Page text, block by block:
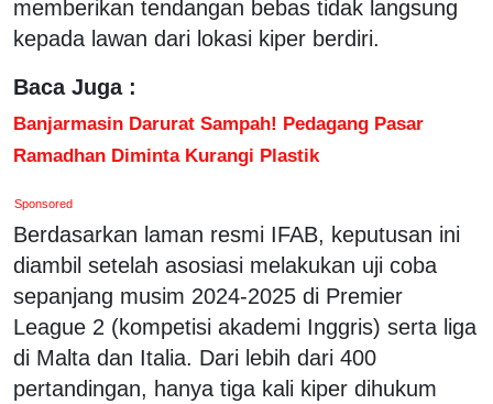
memberikan tendangan bebas tidak langsung
kepada lawan dari lokasi kiper berdiri.
Baca Juga :
Banjarmasin Darurat Sampah! Pedagang Pasar
Ramadhan Diminta Kurangi Plastik
Sponsored
Berdasarkan laman resmi IFAB, keputusan ini
diambil setelah asosiasi melakukan uji coba
sepanjang musim 2024-2025 di Premier
League 2 (kompetisi akademi Inggris) serta liga
di Malta dan Italia. Dari lebih dari 400
pertandingan, hanya tiga kali kiper dihukum